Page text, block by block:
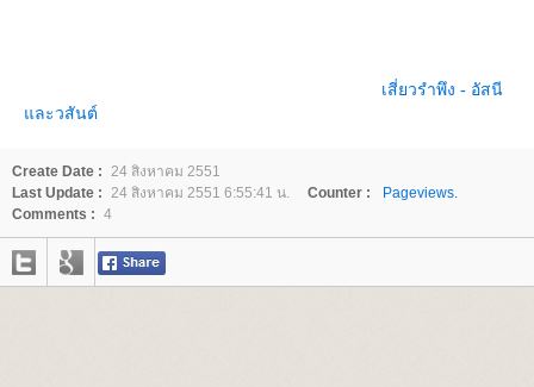
เสี่ยวรำพึง - อัสนี
ละวสันต์
Create Date :
24 สิงหาคม 2551
Last Update :
24 สิงหาคม 2551 6:55:41 น. Counter :
Pageviews.
Comments : 4